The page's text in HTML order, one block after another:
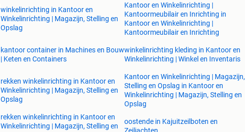
winkelinrichting in Kantoor en
Winkelinrichting | Magazijn, Stelling en
Opslag
Kantoor en Winkelinrichting |
Kantoormeubilair en Inrichting in
Kantoor en Winkelinrichting |
Kantoormeubilair en Inrichting
kantoor container in Machines en Bouw
| Keten en Containers
winkelinrichting kleding in Kantoor en
Winkelinrichting | Winkel en Inventaris
rekken winkelinrichting in Kantoor en
Winkelinrichting | Magazijn, Stelling en
Opslag
Kantoor en Winkelinrichting | Magazijn,
Stelling en Opslag in Kantoor en
Winkelinrichting | Magazijn, Stelling en
Opslag
rekken winkelinrichting in Kantoor en
Winkelinrichting | Magazijn, Stelling en
oostende in Kajuitzeilboten en
Zeiljachten